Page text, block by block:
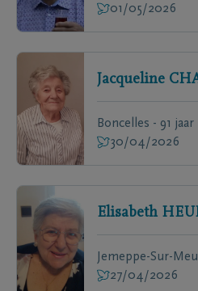
01/05/2026
Jacqueline
Boncelles - 91 jaar
30/04/2026
Elisabeth
Jemeppe-Sur-
27/04/2026